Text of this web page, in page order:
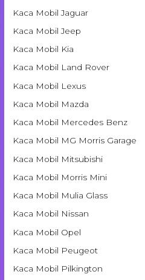
Kaca Mobil Jaguar
Kaca Mobil Jeep
Kaca Mobil Kia
Kaca Mobil Land Rover
Kaca Mobil Lexus
Kaca Mobil Mazda
Kaca Mobil Mercedes Benz
Kaca Mobil MG Morris Garage
Kaca Mobil Mitsubishi
Kaca Mobil Morris Mini
Kaca Mobil Mulia Glass
Kaca Mobil Nissan
Kaca Mobil Opel
Kaca Mobil Peugeot
Kaca Mobil Pilkington